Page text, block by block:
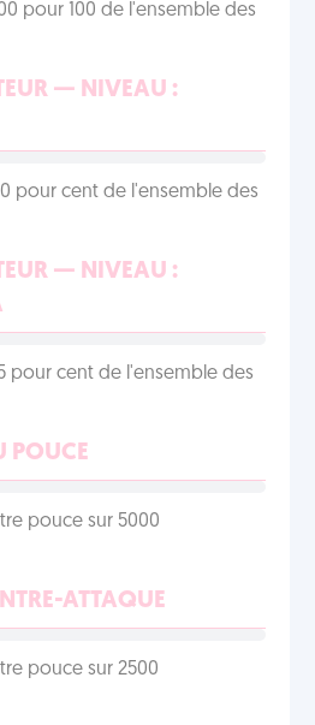
pour 100 de l'ensemble des
— NIVEAU :
pour cent de l'ensemble des
— NIVEAU :
pour cent de l'ensemble des
POUCE
pouce sur 5000
ATTAQUE
pouce sur 2500